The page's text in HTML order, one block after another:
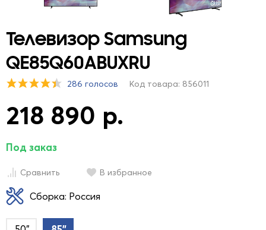
Телевизор Samsung
QE85Q60ABUXRU
286 голосов Код товара: 856011
218 890 р.
Под заказ
Сравнить В избранное
Сборка: Россия